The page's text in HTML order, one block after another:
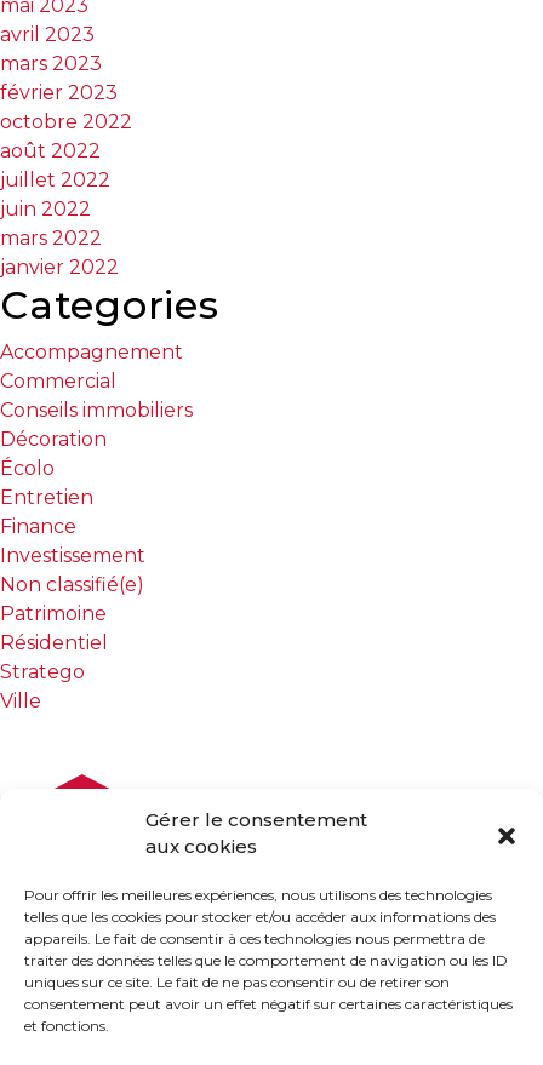
Gérer le consentement
aux cookies
Pour offrir les meilleures expériences, nous utilisons des technologies
telles que les cookies pour stocker et/ou accéder aux informations des
appareils. Le fait de consentir à ces technologies nous permettra de
traiter des données telles que le comportement de navigation ou les ID
uniques sur ce site. Le fait de ne pas consentir ou de retirer son
consentement peut avoir un effet négatif sur certaines caractéristiques
et fonctions.
mai 2023
avril 2023
mars 2023
février 2023
octobre 2022
août 2022
juillet 2022
juin 2022
mars 2022
janvier 2022
Categories
Accompagnement
Commercial
Conseils immobiliers
Décoration
Écolo
Entretien
Finance
Investissement
Non classifié(e)
Patrimoine
Résidentiel
Stratego
Ville